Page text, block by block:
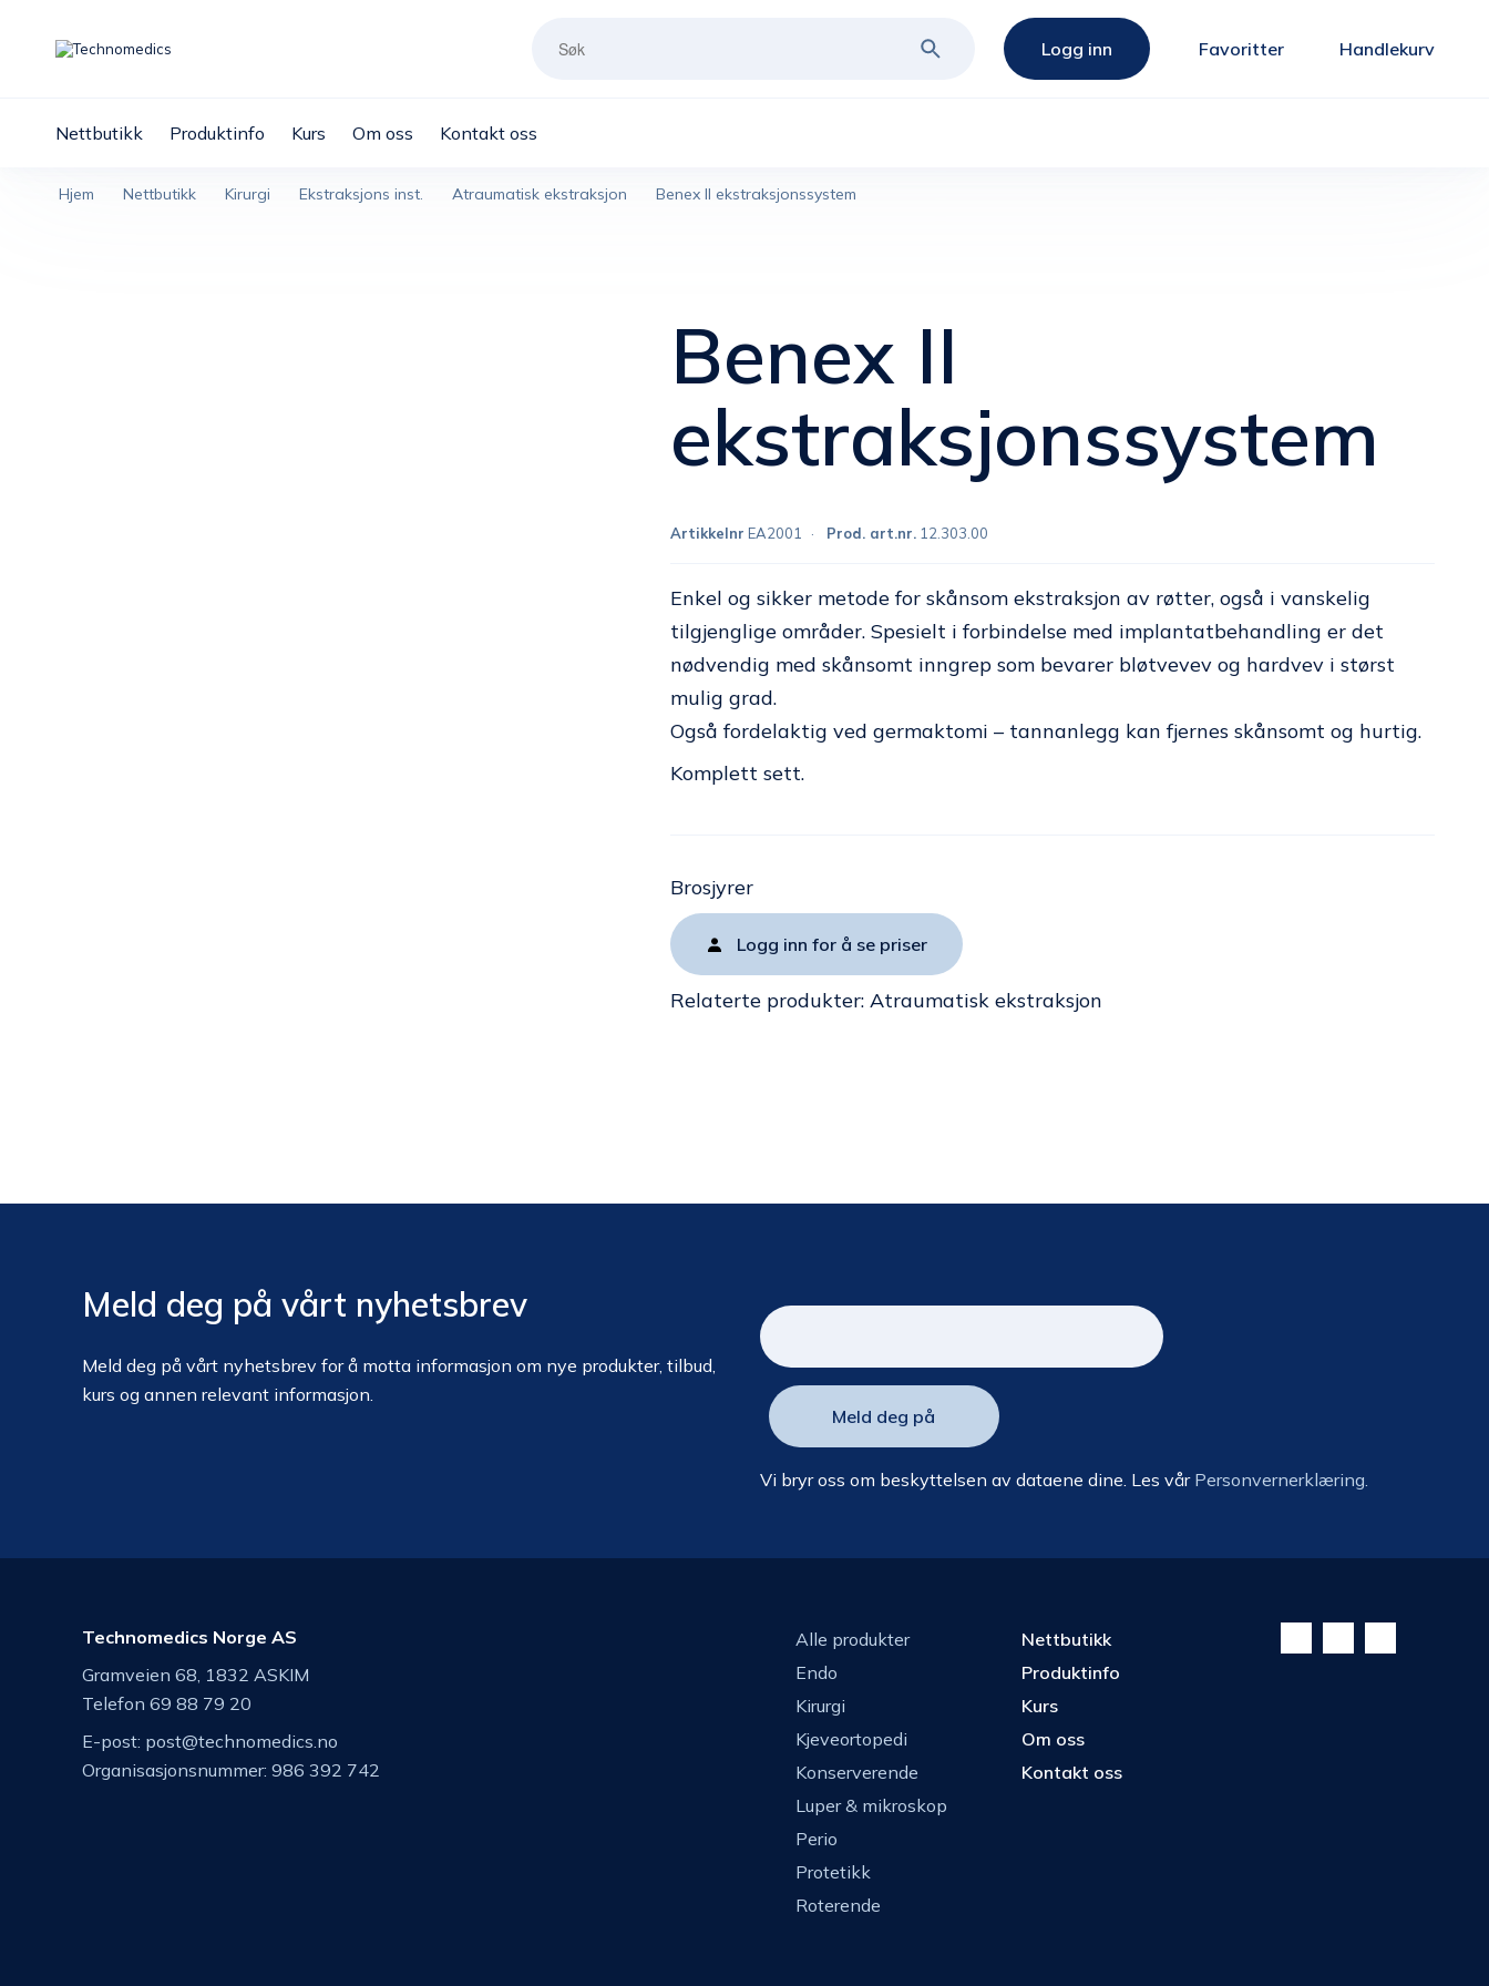
Logg inn Favoritter Handlekurv
Nettbutikk Produktinfo Kurs Om oss Kontakt oss
Hjem Nettbutikk Kirurgi Ekstraksjons inst. Atraumatisk ekstraksjon Benex II ekstraksjonssystem
Benex II
ekstraksjonssystem
Artikkelnr EA2001 Prod. art.nr. 12.303.00
Enkel og sikker metode for skånsom ekstraksjon av røtter, også i vanskelig
tilgjenglige områder. Spesielt i forbindelse med implantatbehandling er det
nødvendig med skånsomt inngrep som bevarer bløtvevev og hardvev i størst
mulig grad.
Også fordelaktig ved germaktomi – tannanlegg kan fjernes skånsomt og hurtig.
Komplett sett.
Brosjyrer
Logg inn for å se priser
Relaterte produkter:Atraumatisk ekstraksjon
Meld deg på vårt nyhetsbrev
Meld deg på vårt nyhetsbrev for å motta informasjon om nye produkter, tilbud,
kurs og annen relevant informasjon.
Vi bryr oss om beskyttelsen av dataene dine. Les vår Personvernerklæring.
Technomedics Norge AS
Gramveien 68, 1832 ASKIM
Telefon 69 88 79 20
E-post: post@technomedics.no
Organisasjonsnummer: 986 392 742
Alle produkter
Endo
Kirurgi
Kjeveortopedi
Konserverende
Luper & mikroskop
Perio
Protetikk
Roterende
Nettbutikk
Produktinfo
Kurs
Om oss
Kontakt oss